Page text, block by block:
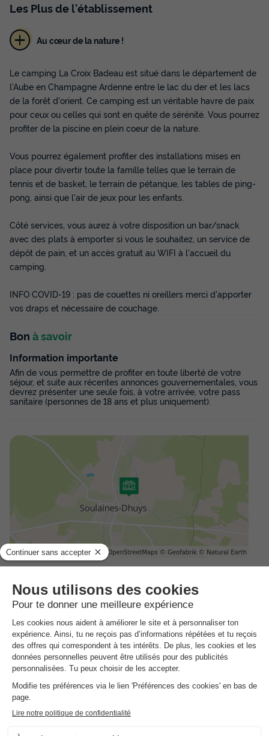
Les Plusde l'établissement
Au cœur de la nature !
Le camping La Croix Badeau est situé dans le département de
l'Aube en Champagne Ardenne entre le lac du der et les lacs
de la forêt d'orient. Ce camping est un véritable havre de paix
pour ceux ou celles qui sont en quête de sérénité. Vous pourrez
profiter de la piscine en plein coeur de la nature.
Vous pourrez également profiter des installations mises en
place pour divertir toute la famille telles que le terrain de
tennis et de basket, le terrain de pétanque, les tables de ping-
pong, ainsi que l'air de jeux pour les enfants.
Côté services, vous aurez à votre disposition un bar/snack
avec des plats à emporter si vous le souhaitez, un service de
dépôt de pain, et un accès gratuit au WIFI à l'accueil du
camping.
INFO COVID-19 : pas de couettes ni oreillers merci d'apporter
vos draps et nécessaire de couchage.
Bon à savoir
Information importante
Afin de vous permettre de profiter en toute liberté de votre
séjour, et suite aux récentes annonces gouvernementales, vous
devrez présenter une seule fois, à votre arrivée, votre pass
sanitaire (personnes de 18 ans et plus uniquement).
Camping La Croix Badeau 6 rue de la Croix Badeau - 10200
Soulaines Dhuys, France
Comment s'y rendre ?
Gare
Bar sur Aube (19km)
Aéroport
Troyes (63km)
Informations générales
Date et heures d’ouverture